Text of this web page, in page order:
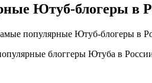
Ютуб-блогеры в
популярные Ютуб-блогеры в
блоггеры Ютуба в